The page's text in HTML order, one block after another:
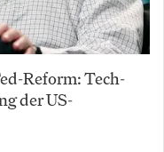
Reform: Tech-
der US-